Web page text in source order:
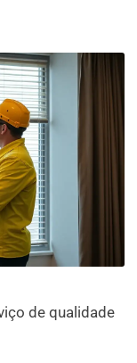
de qualidade